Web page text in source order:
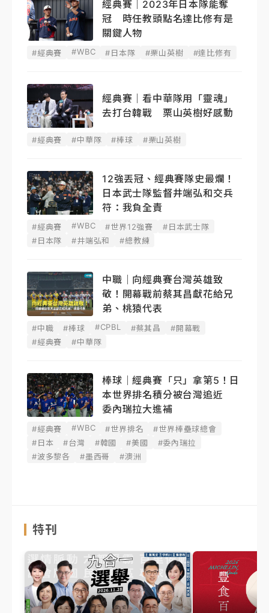
經典賽｜2023年日本隊能奪
冠 時任教頭點名達比修有是
關鍵人物
#經典賽 #WBC #日本隊 #栗山英樹 #達比修有
經典賽｜看中華隊用「靈魂」
去打台韓戰 栗山英樹好感動
#經典賽 #中華隊 #棒球 #栗山英樹
12強丟冠、經典賽隊史最爛！
日本武士隊監督井端弘和交兵
符：我負全責
#經典賽 #WBC #世界12強賽
#日本武士隊
#日本隊
#井端弘和 #總教練
中職｜向經典賽台灣英雄致
敬！開幕戰前蔡其昌獻花給兄
弟、桃猿代表
#中職 #棒球 #CPBL #蔡其昌
#開幕戰
#經典賽
#中華隊
棒球｜經典賽「只」拿第5！日
本世界排名積分被台灣追近
委內瑞拉大進補
#經典賽 #WBC #世界排名
#世界棒壘球總會
#日本
#台灣 #韓國 #美國
#委內瑞拉
#波多黎各
#墨西哥 #澳洲
特刊